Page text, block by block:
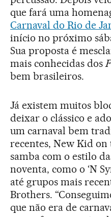
que fará uma
Carnaval do Rio de
início no próximo
Sua proposta é
mais conhecidas dos
bem brasileiros.
Já existem muitos
deixar o clássico e
um carnaval bem
recentes, New Kid on
samba com o estilo
noventa, como o ‘N
até grupos mais
Brothers.
que não era de